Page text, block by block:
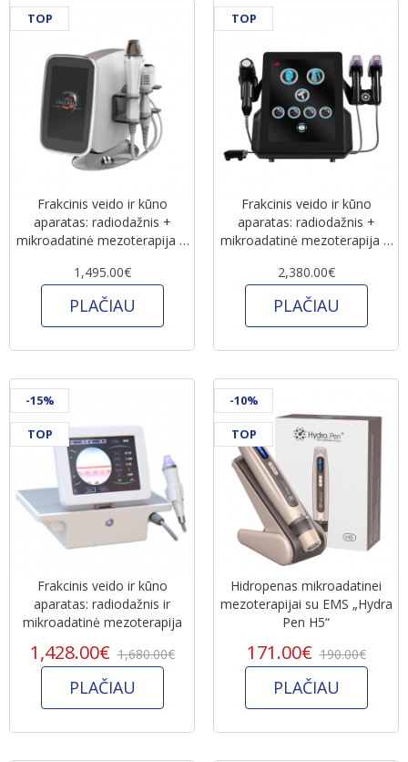
Frakcinis veido ir kūno
aparatas: radiodažnis +
mikroadatinė mezoterapija +
1,495.00€
PLAČIAU
TOP
Frakcinis veido ir kūno
aparatas: radiodažnis +
mikroadatinė mezoterapija +
2,380.00€
PLAČIAU
TOP
Frakcinis veido ir kūno
aparatas: radiodažnis ir
mikroadatinė mezoterapija
1,428.00€ 1,680.00€
PLAČIAU
-15%
TOP
Hidropenas mikroadatinei
mezoterapijai su EMS „Hydra
Pen H5“
171.00€ 190.00€
PLAČIAU
-10%
TOP